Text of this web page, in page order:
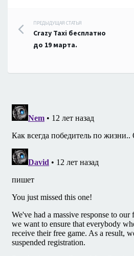
Навигация
по
записям
ПРЕДЫДУЩАЯ СТАТЬЯ
Crazy Taxi бесплатно
до 19 марта.